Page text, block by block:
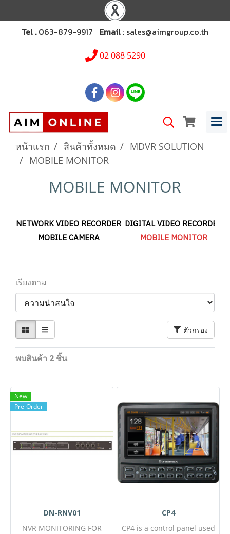
Tel .063-879-9917 Email : sales@aimgroup.co.th
02 088 5290
หน้าแรก สินค้าทั้งหมด
MDVR SOLUTION
MOBILE MONITOR
MOBILE MONITOR
NETWORK VIDEO RECORDER DIGITAL VIDEO RECORDER
MOBILE CAMERA
MOBILE MONITOR
เรียงตาม
ตัวกรอง
พบสินค้า 2 ชิ้น
New
Pre-Order
DN-RNV01
NVR MONITORING FOR
CP4
CP4 is a control panel used